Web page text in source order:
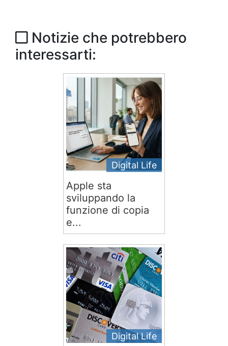
Notizie che potrebbero
interessarti:
Digital Life
Apple sta
sviluppando la
funzione di copia
e...
Digital Life